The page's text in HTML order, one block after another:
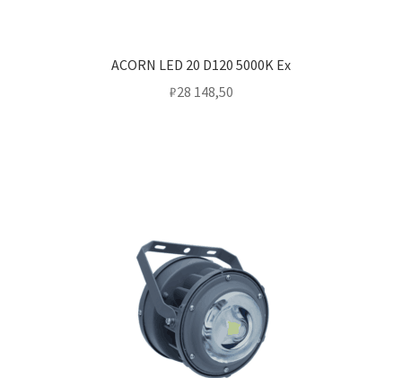
ACORN LED 20 D120 5000K Ex
₽28 148,50